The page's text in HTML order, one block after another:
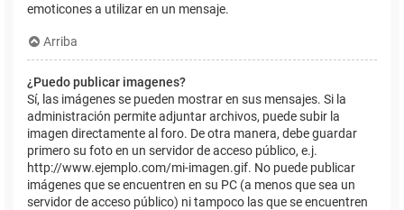
emoticones a utilizar en un mensaje.
Arriba
¿Puedo publicar imagenes?
Sí, las imágenes se pueden mostrar en sus mensajes. Si la
administración permite adjuntar archivos, puede subir la
imagen directamente al foro. De otra manera, debe guardar
primero su foto en un servidor de acceso público, e.j.
http://www.ejemplo.com/mi-imagen.gif. No puede publicar
imágenes que se encuentren en su PC (a menos que sea un
servidor de acceso público) ni tampoco las que se encuentren